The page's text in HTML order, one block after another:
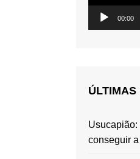
00:00
ÚLTIMAS
conseguir